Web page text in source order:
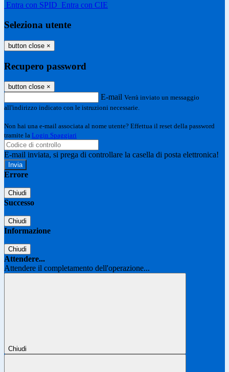
Entra con SPID Entra con CIE
Seleziona utente
button close ×
Recupero password
button close ×
E-mail Verrà inviato un messaggio
all'indirizzo indicato con le istruzioni necessarie.
Non hai una e-mail associata al nome utente? Effettua il reset della password
tramite la Login Spaggiari
E-mail inviata, si prega di controllare la casella di posta elettronica!
Errore
Chiudi
Successo
Chiudi
Informazione
Chiudi
Attendere...
Attendere il completamento dell'operazione...
Chiudi